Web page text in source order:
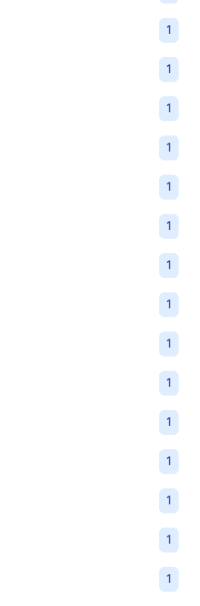
1
1
1
1
1
1
1
1
1
1
1
1
1
1
1